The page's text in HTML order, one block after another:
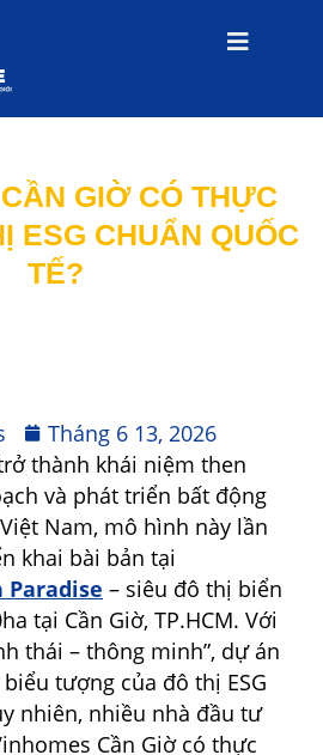
GIỜ CÓ THỰC
ESG CHUẨN QUỐC
TẾ?
Tháng 6 13, 2026
thành khái niệm then
và phát triển bất động
Nam, mô hình này lần
khai bài bản tại
Paradise – siêu đô thị biển
tại Cần Giờ, TP.HCM. Với
thái – thông minh”, dự án
tượng của đô thị ESG
nhiên, nhiều nhà đầu tư
Cần Giờ có thực